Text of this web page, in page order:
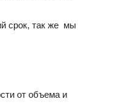
срок, так же мы
от объема и